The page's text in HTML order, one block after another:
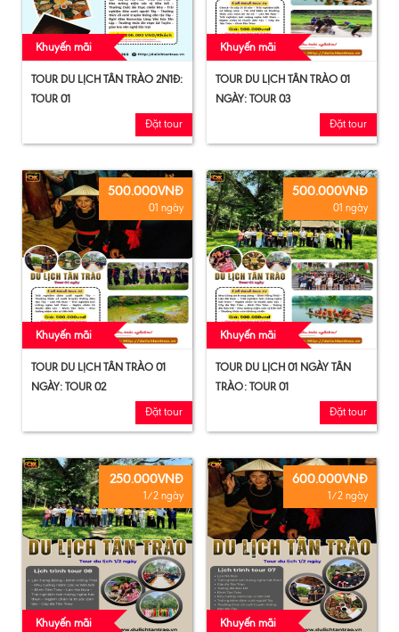
Khuyến mãi
TOUR DU LỊCH TÂN TRÀO 2N1Đ:
TOUR 01
Đặt tour
Khuyến mãi
TOUR DU LỊCH TÂN TRÀO 01
NGÀY: TOUR 03
Đặt tour
Khuyến mãi
500.000VNĐ
01 ngày
TOUR DU LỊCH TÂN TRÀO 01
NGÀY: TOUR 02
Đặt tour
Khuyến mãi
500.000VNĐ
01 ngày
TOUR DU LỊCH 01 NGÀY TÂN
TRÀO: TOUR 01
Đặt tour
Khuyến mãi
250.000VNĐ
1/2 ngày
Khuyến mãi
600.000VNĐ
1/2 ngày